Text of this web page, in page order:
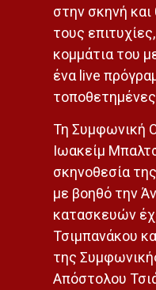
στην σκηνή
τους
κομμάτια του
ένα live
Τη Συμφωνική
Ιωακείμ
σκηνοθεσία
με βοηθό την
κατασκευών
Τσιμπανάκου
της
Απόστολου